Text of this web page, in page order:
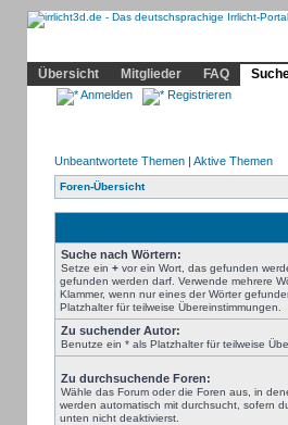
Übersicht
Mitglieder FAQ
Anmelden Registrieren
Unbeantwortete Themen| Aktive Themen
Foren-Übersicht
Suche nach Wörtern:
Setze ein +vor ein Wort, das gefunden
gefunden werden darf. Verwende mehrere
Klammer, wenn nur eines der Wörter
Platzhalter für teilweise Übereinstimmungen.
Zu suchender Autor:
Benutze ein * als Platzhalter für teilweise
Zu durchsuchende Foren:
Wähle das Forum oder die Foren aus, in
werden automatisch mit durchsucht, sofern
unten nicht deaktivierst.